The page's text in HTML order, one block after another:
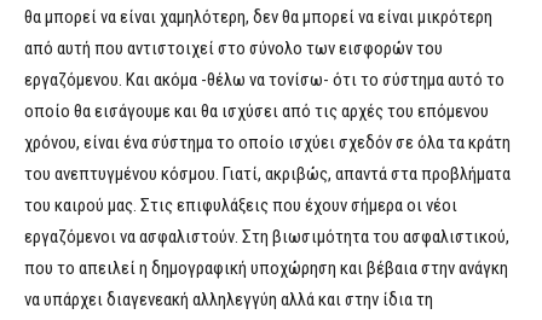
θα μπορεί να είναι χαμηλότερη, δεν θα μπορεί να είναι μικρότερη
από αυτή που αντιστοιχεί στο σύνολο των εισφορών του
εργαζόμενου. Και ακόμα -θέλω να τονίσω- ότι το σύστημα αυτό το
οποίο θα εισάγουμε και θα ισχύσει από τις αρχές του επόμενου
χρόνου, είναι ένα σύστημα το οποίο ισχύει σχεδόν σε όλα τα κράτη
του ανεπτυγμένου κόσμου. Γιατί, ακριβώς, απαντά στα προβλήματα
του καιρού μας. Στις επιφυλάξεις που έχουν σήμερα οι νέοι
εργαζόμενοι να ασφαλιστούν. Στη βιωσιμότητα του ασφαλιστικού,
που το απειλεί η δημογραφική υποχώρηση και βέβαια στην ανάγκη
να υπάρχει διαγενεακή αλληλεγγύη αλλά και στην ίδια τη